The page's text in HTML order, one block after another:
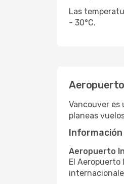
Las
- 30°C.
Vancouver es
planeas
Aeropuerto
El Aeropuerto